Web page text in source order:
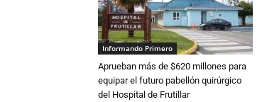
Informando Primero
Aprueban más de $620 millones para
equipar el futuro pabellón quirúrgico
del Hospital de Frutillar